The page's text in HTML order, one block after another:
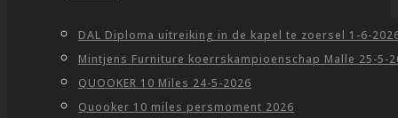
DAL Diploma uitreiking in de kapel te zoersel 1-6-
Mintjens Furniture koerrskampioenschap Malle 25-5-
QUOOKER 10 Miles 24-5-2026
Quooker 10 miles persmoment 2026